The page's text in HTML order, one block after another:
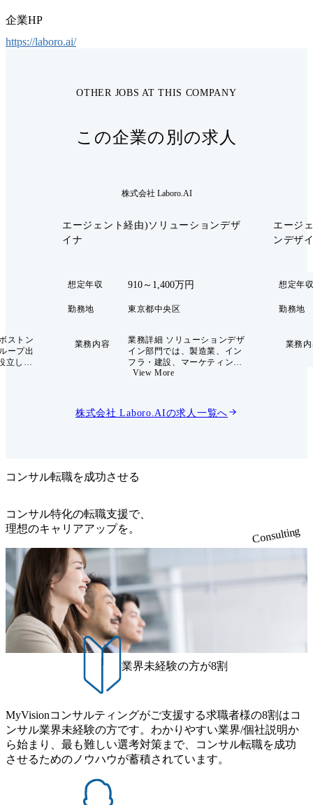
企業HP
https://laboro.ai/
OTHER JOBS AT THIS COMPANY
この企業の別の求人
ストン
ープ出
立した
など
トトラ
部門に
ーを募
ン
ビス
の新
部
業部門
プロ
広い業
。具体
課題の
ら実
発に貢
業
トプロ
ェント
アント
ーシ
株式会社 Laboro.AI
エージェント経由)ソリューションデザ
イナ
想定年収 910～1,400万円
勤務地 東京都中央区
業務内容
業務詳細 ソリューションデザ
イン部門では、製造業、イン
フラ・建設、マーケティン
グ、メディア、Webサービス
門、研究開発部門に対して、
企画提案〜プロジェクト実行
ト課題の特定、解決策となる
ネジメントを遂行していだき
ます。また、シニアメンバー
の指導のもと、クライアント
画提案にも関与します。 例
は、クライアント事業のビジ
ネス的な出口を考えながら、
ビジネスのコアとしてのAIや
入力データの仕様決定、実際
のAI開発まで幅広い業務に関
与いただきます。 職務内容
・AIプロジェクトの実行推進
・プロジェクト企画・要件定
義 ・プロジェクトマネジメン
等のクライアントへの報告 ・
クライアントのデータの簡易
的な分析 (※ AIモデルの開発
は社内の機械学習エンジニア
が行うため、機械学習のコー
ディングは業務には含まれま
View More
エージ
ンデザ
想定年
勤務地
業務
株式会社 Laboro.AIの求人一覧へ
コンサル転職を成功させる
コンサル特化の転職支援で、
理想のキャリアアップを。
Consulting
業界未経験の方が8割
MyVisionコンサルティングがご支援する求職者様の8割はコ
ンサル業界未経験の方です。わかりやすい業界/個社説明か
ら始まり、最も難しい選考対策まで、コンサル転職を成功
させるためのノウハウが蓄積されています。